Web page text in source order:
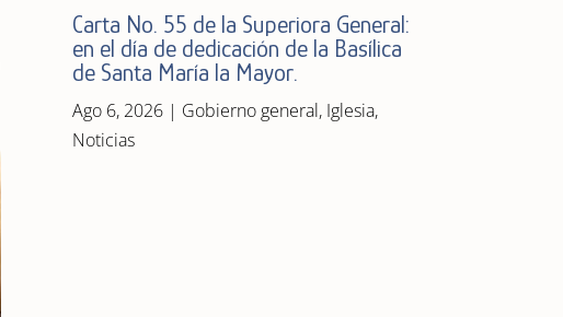
Carta No. 55 de la Superiora General:
en el día de dedicación de la Basílica
de Santa María la Mayor.
Ago 6, 2026| Gobierno general, Iglesia,
Noticias